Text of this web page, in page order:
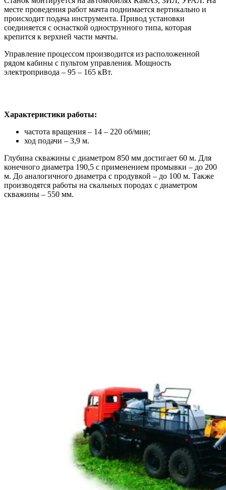
месте проведения работ мачта поднимается вертикально и
происходит подача инструмента. Привод установки
соединяется с оснасткой однострунного типа, которая
крепится к верхней части мачты.
Управление процессом производится из расположенной
рядом кабины с пультом управления. Мощность
электропривода – 95 – 165 кВт.
Характеристики работы:
частота вращения – 14 – 220 об/мин;
ход подачи – 3,9 м.
Глубина скважины с диаметром 850 мм достигает 60 м. Для
конечного диаметра 190,5 с применением промывки – до 200
м. До аналогичного диаметра с продувкой – до 100 м. Также
производятся работы на скальных породах с диаметром
скважины – 550 мм.